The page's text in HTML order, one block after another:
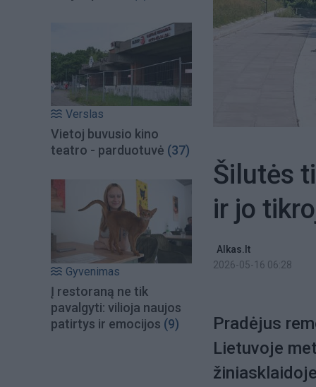
Verslas
Vietoj buvusio kino
teatro - parduotuvė (37)
Gyvenimas
Į restoraną ne tik
pavalgyti: vilioja naujos
patirtys ir emocijos (9)
Šilutės
ir jo
Alkas.lt
2026-05-16 06:28
Pradėjus
Lietuvoje